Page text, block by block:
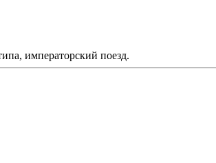
императорский поезд.